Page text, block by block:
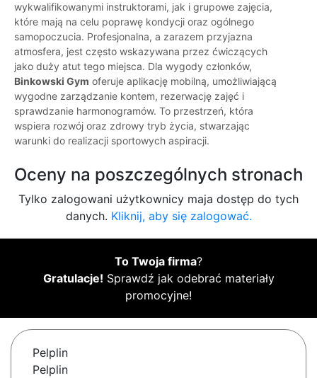
wykwalifikowanymi instruktorami, jak i grupowe zajęcia,
które mają na celu poprawę kondycji oraz ogólnego
samopoczucia. Profesjonalna, a zarazem przyjazna
atmosfera, jest często wskazywana przez ćwiczących
jako duży atut tego miejsca. Dla wygody członków,
Binkowski Gym oferuje aplikację mobilną, umożliwiającą
wygodne zarządzanie kontem, rezerwację zajęć i
sprawdzanie harmonogramów. To przestrzeń, która
wspiera rozwój oraz zdrowy tryb życia, stwarzając
warunki do realizacji sportowych aspiracji.
Oceny na poszczególnych stronach
Tylko zalogowani użytkownicy maja dostęp do tych
danych. Kliknij, aby się zalogować.
To Twoja firma?
Gratulacje! Sprawdź jak odebrać materiały
promocyjne!
Pelplin
Pelplin